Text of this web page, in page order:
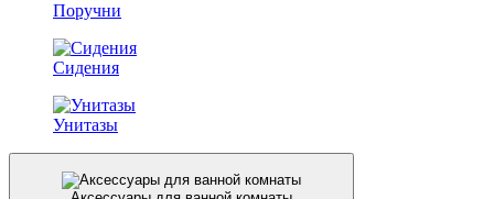
Поручни
Сидения
Унитазы